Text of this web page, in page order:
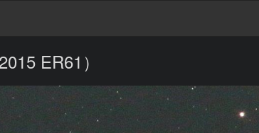
ER61）